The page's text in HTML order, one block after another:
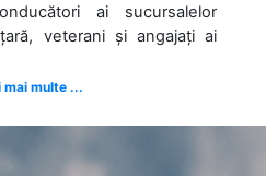
ai sucursalelor
veterani și angajați ai
multe ...